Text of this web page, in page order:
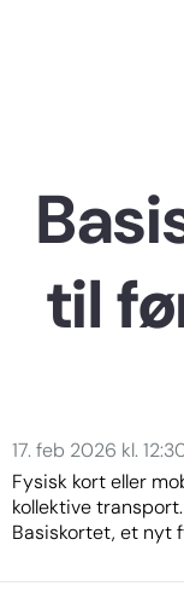
til
17. feb 2026 kl.
Fysisk kort eller
kollektive
Basiskortet, et nyt